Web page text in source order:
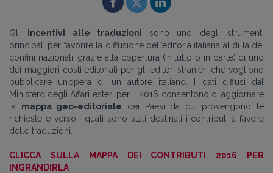
Gli incentivi alle traduzioni sono uno degli strumenti
principali per favorire la diffusione dell’editoria italiana al di là dei
confini nazionali, grazie alla copertura (in tutto o in parte) di uno
dei maggiori costi editoriali per gli editori stranieri che vogliono
pubblicare un’opera di un autore italiano.
I dati diffusi dal
Ministero degli Affari esteri per il 2016 consentono di aggiornare
la mappa geo-editoriale dei Paesi da cui provengono le
richieste e verso i quali sono stati destinati i contributi a favore
delle traduzioni.
CLICCA SULLA MAPPA DEI CONTRIBUTI 2016 PER
INGRANDIRLA